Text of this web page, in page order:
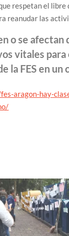
respetan el
reanudar las
o se
vitales
la FES en un
aragon-hay-